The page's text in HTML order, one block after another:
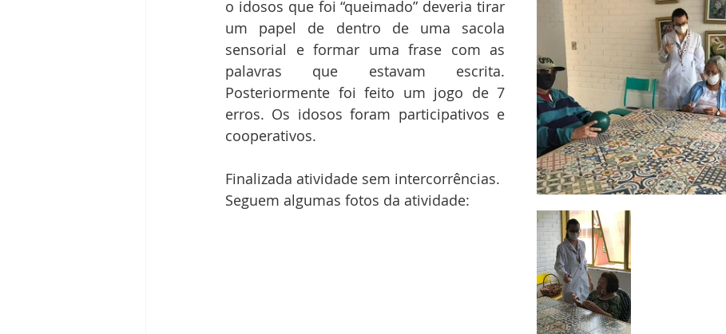
o idosos que foi “queimado” deveria tirar
um papel de dentro de uma sacola
sensorial e formar uma frase com as
palavras que estavam escrita.
Posteriormente foi feito um jogo de 7
erros. Os idosos foram participativos e
cooperativos.
Finalizada atividade sem intercorrências.
Seguem algumas fotos da atividade: